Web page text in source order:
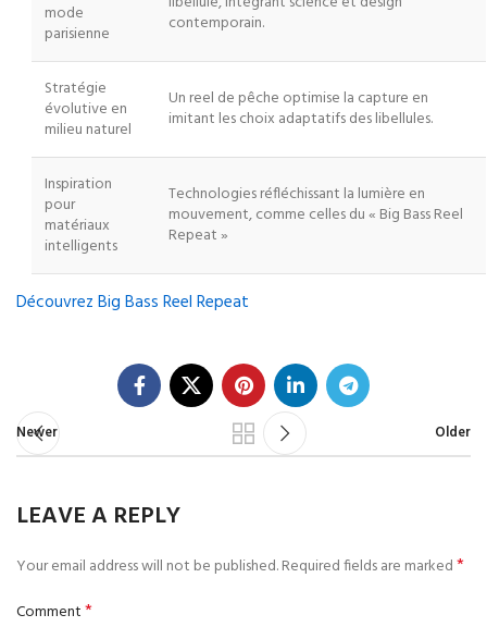
mode
parisienne
contemporain.
Stratégie
évolutive en
milieu naturel
Un reel de pêche optimise la capture en
imitant les choix adaptatifs des libellules.
Inspiration
pour
matériaux
intelligents
Technologies réfléchissant la lumière en
mouvement, comme celles du « Big Bass Reel
Repeat »
Découvrez Big Bass Reel Repeat
Newer Older
LEAVE A REPLY
Your email address will not be published.Required fields are marked*
Comment*